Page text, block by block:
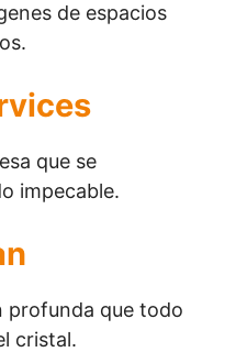
de espacios
que se
impecable.
profunda que todo
cristal.